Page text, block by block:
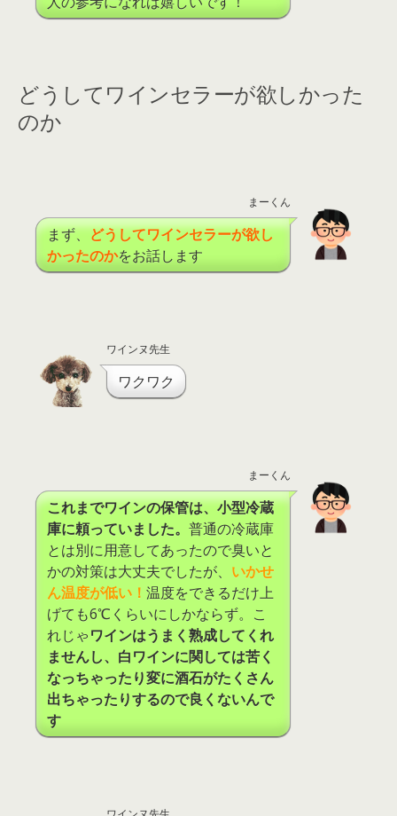
どうしてワインセラーが欲しかった
のか
まーくん
まず、どうしてワインセラーが欲し
かったのかをお話します
ワインヌ先生
ワクワク
まーくん
これまでワインの保管は、小型冷蔵
庫に頼っていました。 普通の冷蔵庫
とは別に用意してあったので臭いと
かの対策は大丈夫でしたが、 いかせ
ん温度が低い！ 温度をできるだけ上
げても6℃くらいにしかならず。こ
れじゃワインはうまく熟成してくれ
ませんし、白ワインに関しては苦く
なっちゃったり変に酒石がたくさん
出ちゃったりするので良くないんで
す